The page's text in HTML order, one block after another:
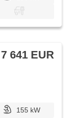
7 641 EUR
155 kW